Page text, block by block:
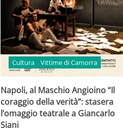
Cultura Vittime di Camorra
Napoli, al Maschio Angioino “Il
coraggio della verità”: stasera
l’omaggio teatrale a Giancarlo
Siani